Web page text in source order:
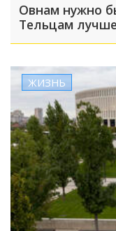
Овнам нужно
Тельцам
ЖИЗНЬ